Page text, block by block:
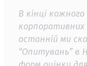
В кінці
корпоративних
останній ми
“Опитувань” в